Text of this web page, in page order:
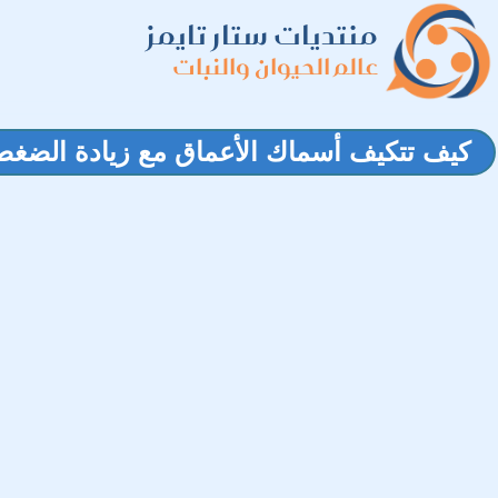
منتديات ستار تايمز
عالم الحيوان والنبات
كيف تتكيف أسماك الأعماق مع زيادة